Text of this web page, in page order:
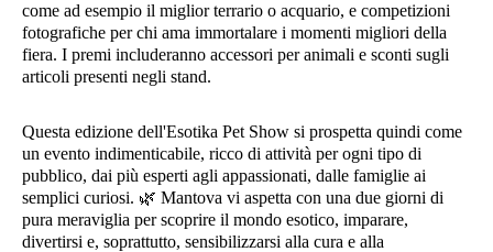
come ad esempio il miglior terrario o acquario, e competizioni
fotografiche per chi ama immortalare i momenti migliori della
fiera. I premi includeranno accessori per animali e sconti sugli
articoli presenti negli stand.
Questa edizione dell'Esotika Pet Show si prospetta quindi come
un evento indimenticabile, ricco di attività per ogni tipo di
pubblico, dai più esperti agli appassionati, dalle famiglie ai
semplici curiosi. 🌿 Mantova vi aspetta con una due giorni di
pura meraviglia per scoprire il mondo esotico, imparare,
divertirsi e, soprattutto, sensibilizzarsi alla cura e alla